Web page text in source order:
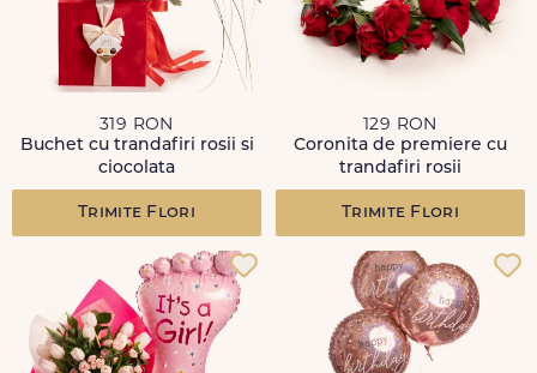
319 RON
Buchet cu trandafiri rosii si
ciocolata
Trimite Flori
129 RON
Coronita de premiere cu
trandafiri rosii
Trimite Flori